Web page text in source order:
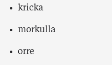
kricka
morkulla
orre